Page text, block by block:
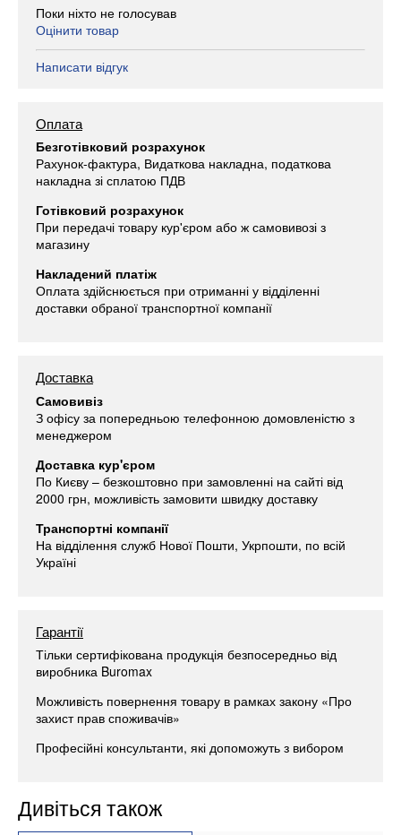
Поки ніхто не голосував
Оцінити товар
Написати відгук
Оплата
Безготівковий розрахунок
Рахунок-фактура, Видаткова накладна, податкова
накладна зі сплатою ПДВ
Готівковий розрахунок
При передачі товару кур'єром або ж самовивозі з
магазину
Накладений платіж
Оплата здійснюється при отриманні у відділенні
доставки обраної транспортної компанії
Доставка
Самовивіз
З офісу за попередньою телефонною домовленістю з
менеджером
Доставка кур'єром
По Києву – безкоштовно при замовленні на сайті від
2000 грн, можливість замовити швидку доставку
Транспортні компанії
На відділення служб Нової Пошти, Укрпошти, по всій
Україні
Гарантії
Тільки сертифікована продукція безпосередньо від
виробника Buromax
Можливість повернення товару в рамках закону «Про
захист прав споживачів»
Професійні консультанти, які допоможуть з вибором
Дивіться також